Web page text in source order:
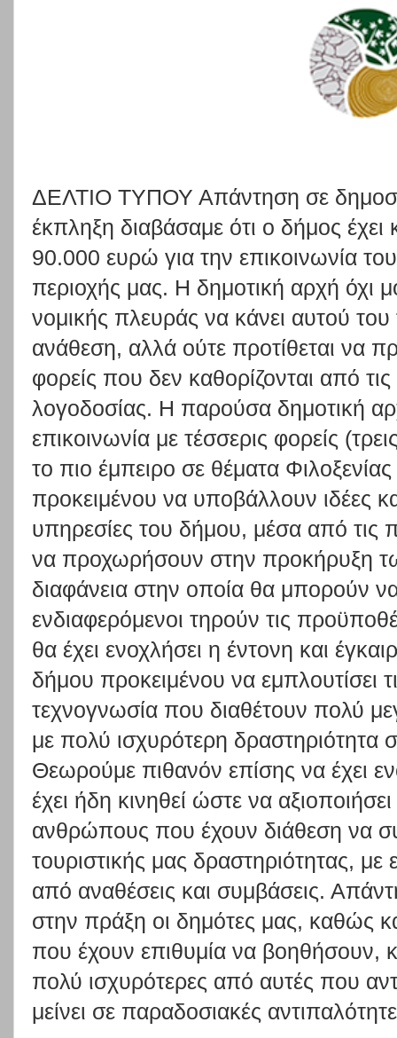
ΔΕΛΤΙΟ ΤΥΠΟΥ Απάντηση σε
έκπληξη διαβάσαμε ότι ο δήμος έχει
90.000 ευρώ για την επικοινωνία
περιοχής μας. Η δημοτική αρχή όχι
νομικής πλευράς να κάνει αυτού
ανάθεση, αλλά ούτε προτίθεται να
φορείς που δεν καθορίζονται από
λογοδοσίας. Η παρούσα δημοτική
επικοινωνία με τέσσερις φορείς
το πιο έμπειρο σε θέματα
προκειμένου να υποβάλλουν ιδέες
υπηρεσίες του δήμου, μέσα από τις
να προχωρήσουν στην προκήρυξη
διαφάνεια στην οποία θα μπορούν
ενδιαφερόμενοι τηρούν τις
θα έχει ενοχλήσει η έντονη και
δήμου προκειμένου να εμπλουτίσει
τεχνογνωσία που διαθέτουν πολύ
με πολύ ισχυρότερη δραστηριότητα
Θεωρούμε πιθανόν επίσης να έχει
έχει ήδη κινηθεί ώστε να
ανθρώπους που έχουν διάθεση να
τουριστικής μας δραστηριότητας, με
από αναθέσεις και συμβάσεις.
στην πράξη οι δημότες μας, καθώς
που έχουν επιθυμία να βοηθήσουν,
πολύ ισχυρότερες από αυτές που
μείνει σε παραδοσιακές